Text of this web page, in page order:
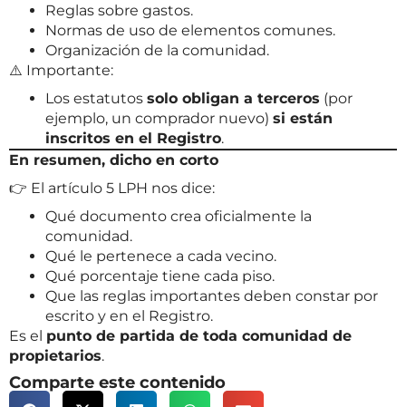
Reglas sobre gastos.
Normas de uso de elementos comunes.
Organización de la comunidad.
⚠️ Importante:
Los estatutos solo obligan a terceros (por
ejemplo, un comprador nuevo) si están
inscritos en el Registro.
En resumen, dicho en corto
👉 El artículo 5 LPH nos dice:
Qué documento crea oficialmente la
comunidad.
Qué le pertenece a cada vecino.
Qué porcentaje tiene cada piso.
Que las reglas importantes deben constar por
escrito y en el Registro.
Es el punto de partida de toda comunidad de
propietarios.
Comparte este contenido